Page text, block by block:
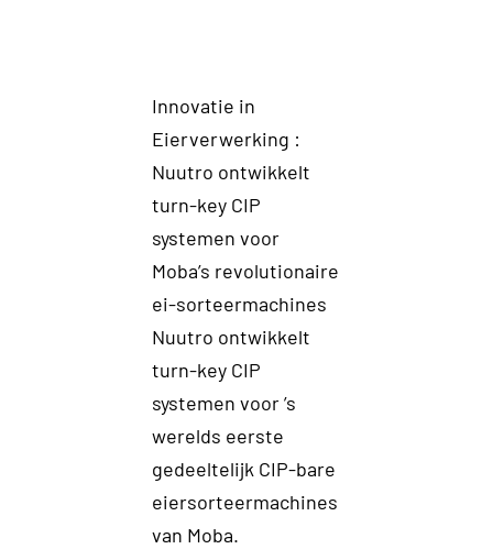
Innovatie in
Eierverwerking :
Nuutro ontwikkelt
turn-key CIP
systemen voor
Moba’s revolutionaire
ei-sorteermachines
Nuutro ontwikkelt
turn-key CIP
systemen voor ’s
werelds eerste
gedeeltelijk CIP-bare
eiersorteermachines
van Moba.